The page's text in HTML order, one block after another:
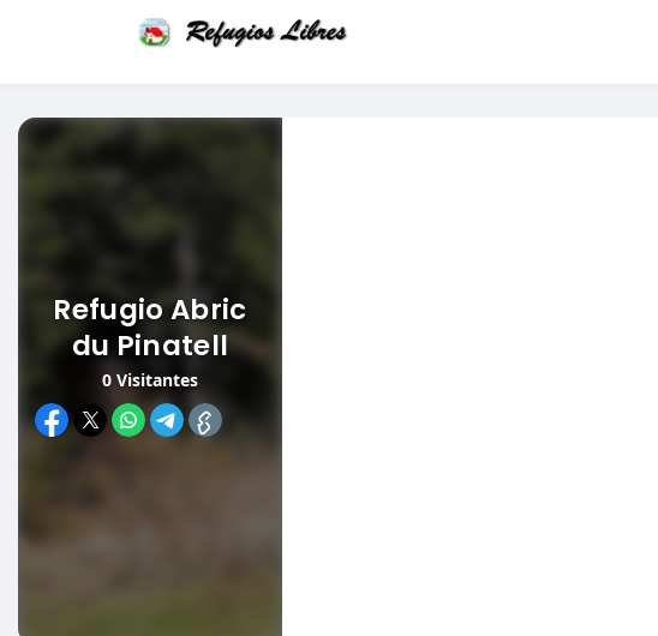
Refugio Abric
du Pinatell
0 Visitantes